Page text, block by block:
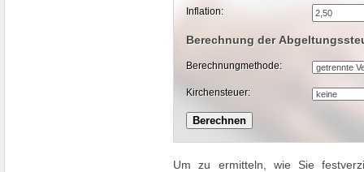
Inflation:
Berechnung der
Berechnungmethode:
Kirchensteuer:
Um zu ermitteln, wie Sie